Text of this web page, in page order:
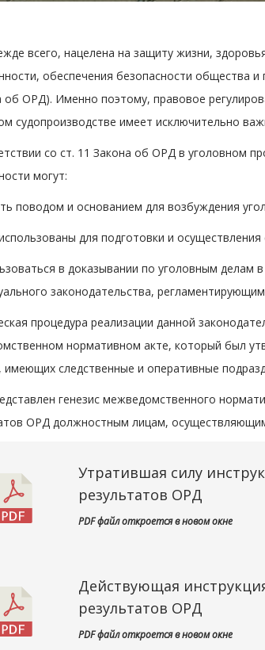
всего, нацелена на защиту жизни,
обеспечения безопасности общества и
об ОРД). Именно поэтому, правовое
судопроизводстве имеет исключительно
со ст. 11 Закона об ОРД в уголовном
могут:
поводом и основанием для возбуждения
для подготовки и осуществления
в доказывании по уголовным делам
законодательства,
процедура реализации данной
нормативном акте, который был
имеющих следственные и оперативные
генезис межведомственного
ОРД должностным лицам,
Утратившая силу
результатов ОРД
PDF файл откроется в новом окне
Действующая
результатов ОРД
PDF файл откроется в новом окне